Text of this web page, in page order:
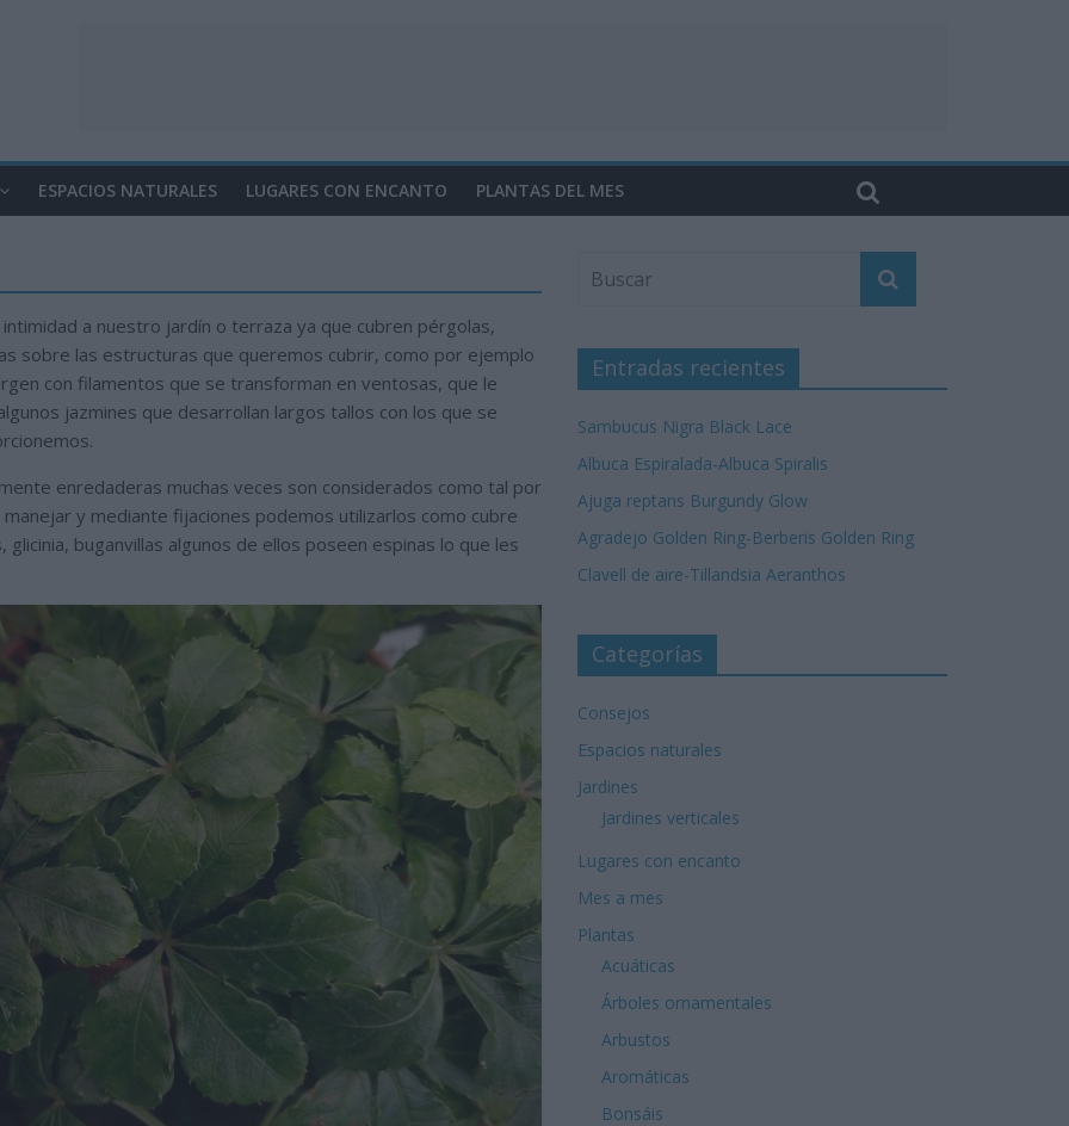
ESPACIOS NATURALES LUGARES CON ENCANTO PLANTAS DEL MES
a nuestro jardín o terraza ya que cubren pérgolas,
sobre las estructuras que queremos cubrir, como por ejemplo
con filamentos que se transforman en ventosas, que le
jazmines que desarrollan largos tallos con los que se
enredaderas muchas veces son considerados como tal por
y mediante fijaciones podemos utilizarlos como cubre
buganvillas algunos de ellos poseen espinas lo que les
Entradas recientes
Sambucus Nigra Black Lace
Albuca Espiralada-Albuca Spiralis
Ajuga reptans Burgundy Glow
Agradejo Golden Ring-Berberis Golden Ring
Clavell de aire-Tillandsia Aeranthos
Categorías
Consejos
Espacios naturales
Jardines
Jardines verticales
Lugares con encanto
Mes a mes
Plantas
Acuáticas
Árboles ornamentales
Arbustos
Aromáticas
Bonsáis